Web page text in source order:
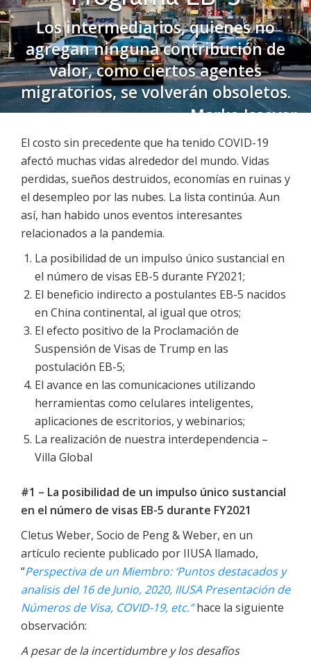
Los intermediarios, quienes no
agregan ninguna contribución de
valor, como ciertos agentes
migratorios, se volverán obsoletos.
- Marko Issever
El costo sin precedente que ha tenido COVID-19
afectó muchas vidas alrededor del mundo. Vidas
perdidas, sueños destruidos, economías en ruinas y
el desempleo por las nubes. La lista continúa. Aun
así, han habido unos eventos interesantes
relacionados a la pandemia.
La posibilidad de un impulso único sustancial en
el número de visas EB-5 durante FY2021;
El beneficio indirecto a postulantes EB-5 nacidos
en China continental, al igual que otros;
El efecto positivo de la Proclamación de
Suspensión de Visas de Trump en las
postulación EB-5;
El avance en las comunicaciones utilizando
herramientas como celulares inteligentes,
aplicaciones de escritorios, y webinarios;
La realización de nuestra interdependencia –
Villa Global
#1 – La posibilidad de un impulso único sustancial
en el número de visas EB-5 durante FY2021
Cletus Weber, Socio de Peng & Weber, en un
artículo reciente publicado por IIUSA llamado,
“Perspectiva de un Miembro: ‘Puntos destacados y
analisis del 16 de Junio, 2020, IIUSA Presentación de
Números de Visa, COVID-19, etc.”hace la siguiente
observación:
A pesar de la incertidumbre y los desafíos